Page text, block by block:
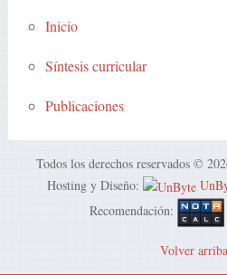
Inicio
Síntesis curricular
Publicaciones
Todos los derechos reservados ©
Hosting y Diseño:
Recomendación:
Volver arriba